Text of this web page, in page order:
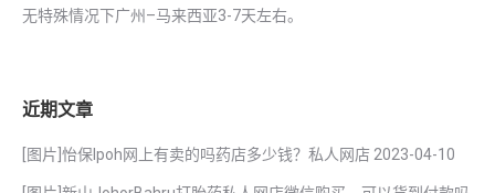
无特殊情况下广州–马来西亚3-7天左右。
近期文章
[图片]怡保lpoh网上有卖的吗药店多少钱？私人网店 2023-04-10